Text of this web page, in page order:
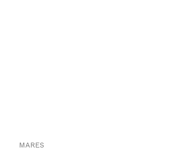
MARES